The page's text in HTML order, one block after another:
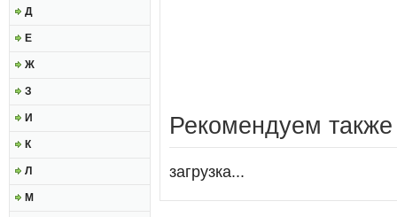
Д
Е
Ж
З
И
К
Л
М
Рекомендуем
загрузка...